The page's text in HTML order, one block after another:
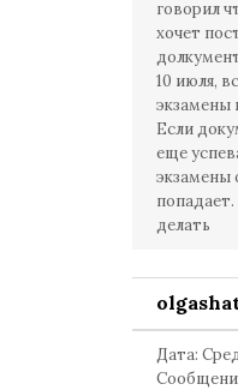
говорил
хочет
10 июля,
экзамены
Если
еще
экзамены
делать
Дата: